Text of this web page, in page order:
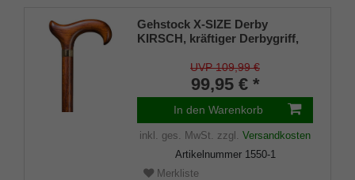
Gehstock X-SIZE Derby
KIRSCH, kräftiger Derbygriff,
kirschbaumfarben gebeizt.
Stahlkern extra starken Halt,
Gummipuffer,110 cm
UVP 109,99 €
99,95 € *
In den Warenkorb
inkl. ges. MwSt. zzgl. Versandkosten
Artikelnummer 1550-1
Merkliste